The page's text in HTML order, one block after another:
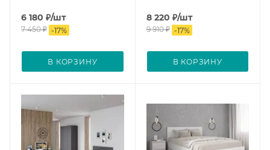
6 180 ₽/шт
7 450₽ -17%
В КОРЗИНУ
8 220 ₽/шт
9 910₽ -17%
В КОРЗИНУ